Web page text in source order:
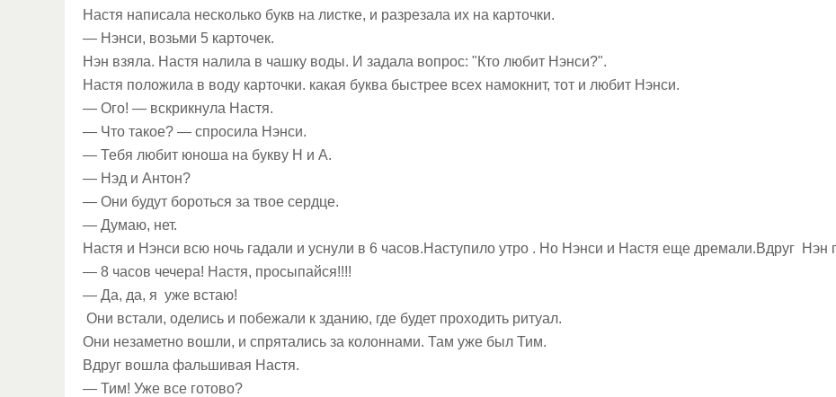
Настя написала несколько букв на листке, и разрезала их на карточки.
— Нэнси, возьми 5 карточек.
Нэн взяла. Настя налила в чашку воды. И задала вопрос: "Кто любит Нэнси?".
Настя положила в воду карточки. какая буква быстрее всех намокнит, тот и любит Нэнси.
— Ого! — вскрикнула Настя.
— Что такое? — спросила Нэнси.
— Тебя любит юноша на букву Н и А.
— Нэд и Антон?
— Они будут бороться за твое сердце.
— Думаю, нет.
Настя и Нэнси всю ночь гадали и уснули в 6 часов.Наступило утро . Но Нэнси и Настя еще дремали.Вдруг Нэн
— 8 часов чечера! Настя, просыпайся!!!!
— Да, да, я уже встаю!
Они встали, оделись и побежали к зданию, где будет проходить ритуал.
Они незаметно вошли, и спрятались за колоннами. Там уже был Тим.
Вдруг вошла фальшивая Настя.
— Тим! Уже все готово?